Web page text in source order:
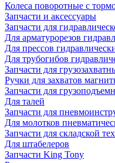
Колеса поворотные c
Запчасти и аксессуары
Запчасти для
Для арматурорезов
Для прессов
Для трубогибов
Запчасти для
Ручки для захватов
Запчасти для
Для талей
Запчасти для
Для молотков
Запчасти для складской
Для штабелеров
Запчасти King Tony